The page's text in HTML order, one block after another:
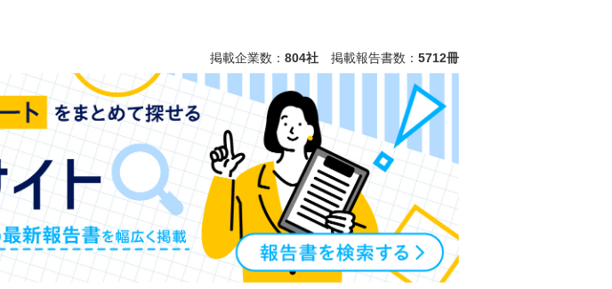
掲載企業数： 804社 掲載報告書数： 5712冊